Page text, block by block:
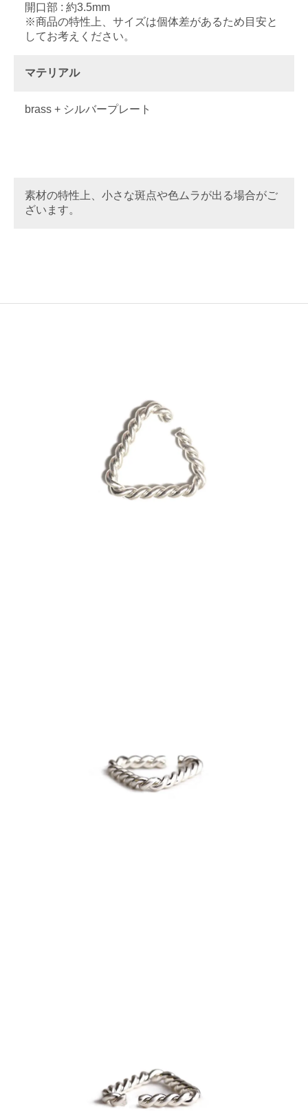
開口部 : 約3.5mm
※商品の特性上、サイズは個体差があるため目安と
してお考えください。
マテリアル
brass + シルバープレート
素材の特性上、小さな斑点や色ムラが出る場合がご
ざいます。